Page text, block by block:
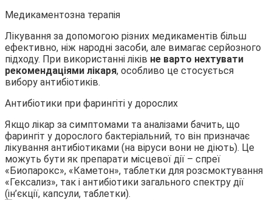
Медикаментозна терапія
Лікування за допомогою різних медикаментів більш
ефективно, ніж народні засоби, але вимагає серйозного
підходу. При використанні ліків не варто нехтувати
рекомендаціями лікаря, особливо це стосується
вибору антибіотиків.
Антибіотики при фарингіті у дорослих
Якщо лікар за симптомами та аналізами бачить, що
фарингіт у дорослого бактеріальний, то він призначає
лікування антибіотиками (на віруси вони не діють). Це
можуть бути як препарати місцевої дії – спреї
«Биопарокс», «Каметон», таблетки для розсмоктування
«Гексализ», так і антибіотики загального спектру дії
(ін’єкції, капсули, таблетки).